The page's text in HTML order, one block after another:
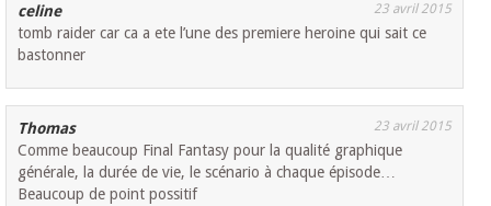
celine 23 avril 2015
tomb raider car ca a ete l’une des premiere heroine qui sait ce
bastonner
Thomas 23 avril 2015
Comme beaucoup Final Fantasy pour la qualité graphique
générale, la durée de vie, le scénario à chaque épisode…
Beaucoup de point possitif